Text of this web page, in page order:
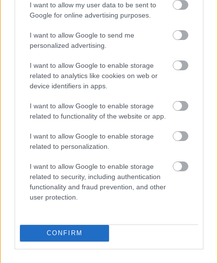
I want to allow my user data to be sent to
Google for online advertising purposes.
I want to allow Google to send me
personalized advertising.
I want to allow Google to enable storage
related to analytics like cookies on web or
device identifiers in apps.
I want to allow Google to enable storage
related to functionality of the website or app.
I want to allow Google to enable storage
related to personalization.
I want to allow Google to enable storage
related to security, including authentication
functionality and fraud prevention, and other
user protection.
CONFIRM
5 γραφικά ψαροχώρια της Ελλάδας που δεν έχετε
ανακαλύψει ακόμα
Πέρα από τη Λισαβόνα: 10 μαγευτικοί προορισμοί
της Πορτογαλίας
Το καλά κρυμμένο μυστικό της Κρήτης: Το φαράγγι
των Αγίων και η μαγευτική παραλία στο Λιβυκό